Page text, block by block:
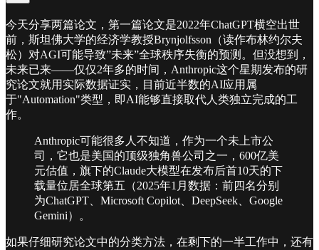
今天分享两篇论文，第一篇论文是2022年ChatGPT横空出世
前，斯坦佛大学的经济学教授Brynjolfsson（读作布林约尔夫
松）对AGI可能导致”未来”全球秩序失衡的预测。但没想到，
未来已来——仅仅2年多的时间，Anthropic这个星期发布的研
究论文就用实际数据证实，目前近半数的AI应用属
于"Automation"类型，即AI能够直接取代人类独立完成的工
作。
Anthropic可能很多人不知道，作为一个未上市公
司，它也是美国的顶级独角兽公司之一，600亿美
元估值，旗下的Claude大模型在发布后首10天的下
载量位居全球第五（2025年1月数据：前四名分别
为ChatGPT、Microsoft Copilot、DeepSeek、Google
Gemini）。
如果仔细研究论文中的分类方法，在剩下的一半工作中，还有